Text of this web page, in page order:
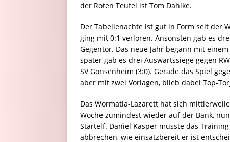
der Roten Teufel ist Tom Dahlke.
Der Tabellenachte ist gut in Form seit der
ging mit 0:1 verloren. Ansonsten gab es
Gegentor. Das neue Jahr begann mit
später gab es drei Auswärtssiege gegen
SV Gonsenheim (3:0). Gerade das Spiel
aber mit zwei Vorlagen, blieb dabei Top-
Das Wormatia-Lazarett hat sich
Woche zumindest wieder auf der Bank,
Startelf. Daniel Kasper musste das
abbrechen, wie einsatzbereit er ist